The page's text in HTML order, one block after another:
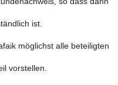
ist.
möglichst alle beteiligten
vorstellen.